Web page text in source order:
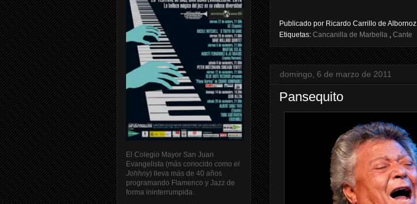
Publicado por Ricardo Carrillo de Albornoz
Etiquetas: Cancanilla de Marbella , Cante
domingo, 6 de marzo de 2011
Pansequito
El Colegio Mayor San Juan
Evangelista (más conocido como el
Johhny) lleva más de 40 años
programando Flamenco y Jazz de
forma ininterrumpida.